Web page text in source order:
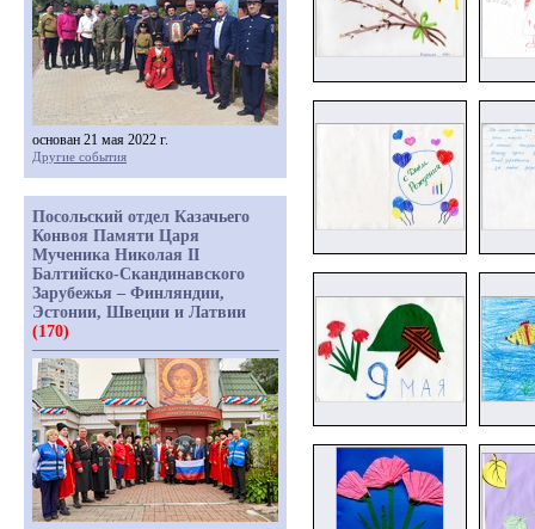
основан 21 мая 2022 г.
Другие события
Посольский отдел Казачьего
Конвоя Памяти Царя
Мученика Николая II
Балтийско-Скандинавского
Зарубежья – Финляндии,
Эстонии, Швеции и Латвии
(170)